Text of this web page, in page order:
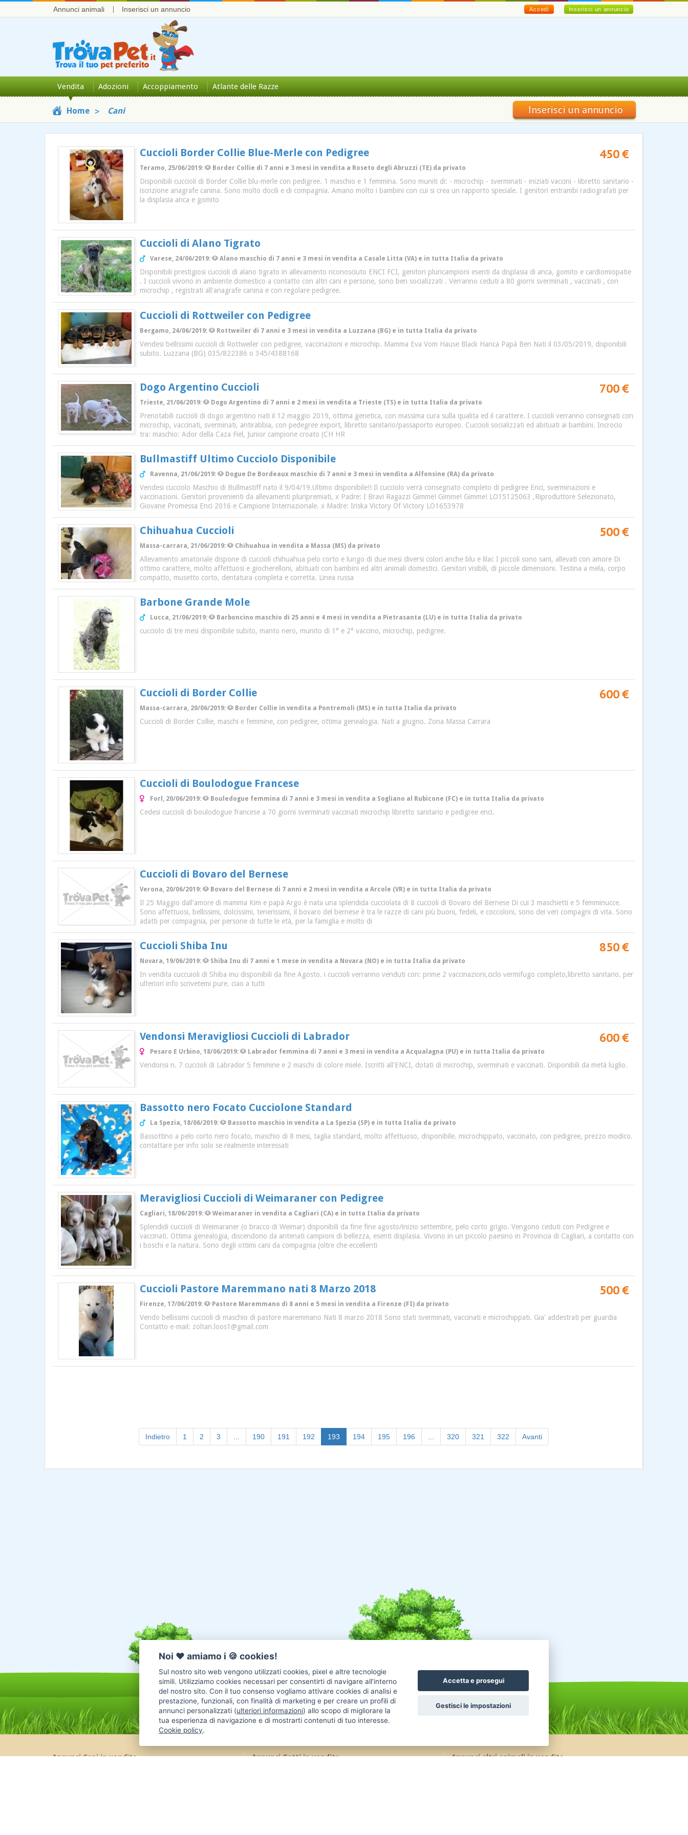
Annunci animali Inserisci un annuncio Inserisci un annuncio
Accedi
Vendita Adozioni Accoppiamento Atlante delle Razze
Home Cani Inserisci un annuncio
Cuccioli Border Collie Blue-Merle con Pedigree 450 €
Teramo, 25/06/2019: 🐶 Border Collie di 7 anni e 3 mesi in vendita a Roseto degli Abruzzi (TE) da privato
Disponibili cuccioli di Border Collie blu-merle con pedigree. 1 maschio e 1 femmina. Sono muniti di: - microchip - sverminati - iniziati vaccini - libretto sanitario -
iscrizione anagrafe canina. Sono molto docili e di compagnia. Amano molto i bambini con cui si crea un rapporto speciale. I genitori entrambi radiografati per
la displasia anca e gomito
Cuccioli di Alano Tigrato
Varese, 24/06/2019: 🐶 Alano maschio di 7 anni e 3 mesi in vendita a Casale Litta (VA) e in tutta Italia da privato
Disponibili prestigiosi cuccioli di alano tigrato in allevamento riconosciuto ENCI FCI, genitori pluricampioni esenti da displasia di anca, gomito e cardiomiopatie
. I cuccioli vivono in ambiente domestico a contatto con altri cani e persone, sono ben socializzati . Verranno ceduti a 80 giorni sverminati , vaccinati , con
microchip , registrati all'anagrafe canina e con regolare pedigree.
Cuccioli di Rottweiler con Pedigree
Bergamo, 24/06/2019: 🐶 Rottweiler di 7 anni e 3 mesi in vendita a Luzzana (BG) e in tutta Italia da privato
Vendesi bellissimi cuccioli di Rottweiler con pedigree, vaccinazioni e microchip. Mamma Eva Vom Hause Black Harica Papà Ben Nati il 03/05/2019, disponibili
subito. Luzzana (BG) 035/822386 o 345/4388168
Dogo Argentino Cuccioli 700 €
Trieste, 21/06/2019: 🐶 Dogo Argentino di 7 anni e 2 mesi in vendita a Trieste (TS) e in tutta Italia da privato
Prenotabili cuccioli di dogo argentino nati il 12 maggio 2019, ottima genetica, con massima cura sulla qualita ed il carattere. I cuccioli verranno consegnati con
microchip, vaccinati, sverminati, antirabbia, con pedegree export, libretto sanitario/passaporto europeo. Cuccioli socializzati ed abituati ai bambini. Incrocio
tra: maschio: Ador della Caza Fiel, Junior campione croato (CH HR
Bullmastiff Ultimo Cucciolo Disponibile
Ravenna, 21/06/2019: 🐶 Dogue De Bordeaux maschio di 7 anni e 3 mesi in vendita a Alfonsine (RA) da privato
Vendesi cucciolo Maschio di Bullmastiff nato il 9/04/19.Ultimo disponibile!! Il cucciolo verrà consegnato completo di pedigree Enci, sverminazioni e
vaccinazioni. Genitori provenienti da allevamenti pluripremiati, x Padre: I Bravi Ragazzi Gimme! Gimme! Gimme! LO15125063 ,Riproduttore Selezionato,
Giovane Promessa Enci 2016 e Campione Internazionale. x Madre: Iriska Victory Of Victory LO1653978
Chihuahua Cuccioli 500 €
Massa-carrara, 21/06/2019: 🐶 Chihuahua in vendita a Massa (MS) da privato
Allevamento amatoriale dispone di cuccioli chihuahua pelo corto e lungo di due mesi diversi colori anche blu e lilac I piccoli sono sani, allevati con amore Di
ottimo carattere, molto affettuosi e giocherelloni, abituati con bambini ed altri animali domestici. Genitori visibili, di piccole dimensioni. Testina a mela, corpo
compatto, musetto corto, dentatura completa e corretta. Linea russa
Barbone Grande Mole
Lucca, 21/06/2019: 🐶 Barboncino maschio di 25 anni e 4 mesi in vendita a Pietrasanta (LU) e in tutta Italia da privato
cucciolo di tre mesi disponibile subito, manto nero, munito di 1° e 2° vaccino, microchip, pedigree.
Cuccioli di Border Collie 600 €
Massa-carrara, 20/06/2019: 🐶 Border Collie in vendita a Pontremoli (MS) e in tutta Italia da privato
Cuccioli di Border Collie, maschi e femmine, con pedigree, ottima genealogia. Nati a giugno. Zona Massa Carrara
Cuccioli di Boulodogue Francese
Forl, 20/06/2019: 🐶 Bouledogue femmina di 7 anni e 3 mesi in vendita a Sogliano al Rubicone (FC) e in tutta Italia da privato
Cedesi cuccioli di boulodogue francese a 70 giorni sverminati vaccinati microchip libretto sanitario e pedigree enci.
Cuccioli di Bovaro del Bernese
Verona, 20/06/2019: 🐶 Bovaro del Bernese di 7 anni e 2 mesi in vendita a Arcole (VR) e in tutta Italia da privato
Il 25 Maggio dall'amore di mamma Kim e papà Argo è nata una splendida cucciolata di 8 cuccioli di Bovaro del Bernese Di cui 3 maschietti e 5 femminucce.
Sono affettuosi, bellissimi, dolcissimi, tenerissimi, il bovaro del bernese è tra le razze di cani più buoni, fedeli, e coccoloni, sono dei veri compagni di vita. Sono
adatti per compagnia, per persone di tutte le età, per la famiglia e molto di
Cuccioli Shiba Inu 850 €
Novara, 19/06/2019: 🐶 Shiba Inu di 7 anni e 1 mese in vendita a Novara (NO) e in tutta Italia da privato
In vendita cuccuioli di Shiba inu disponibili da fine Agosto. i cuccioli verranno venduti con: prime 2 vaccinazioni,ciclo vermifugo completo,libretto sanitario. per
ulteriori info scrivetemi pure. ciao a tutti
Vendonsi Meravigliosi Cuccioli di Labrador 600 €
Pesaro E Urbino, 18/06/2019: 🐶 Labrador femmina di 7 anni e 3 mesi in vendita a Acqualagna (PU) e in tutta Italia da privato
Vendonsi n. 7 cuccioli di Labrador 5 femmine e 2 maschi di colore miele. Iscritti all'ENCI, dotati di microchip, sverminati e vaccinati. Disponibili da metà luglio.
Bassotto nero Focato Cucciolone Standard
La Spezia, 18/06/2019: 🐶 Bassotto maschio in vendita a La Spezia (SP) e in tutta Italia da privato
Bassottino a pelo corto nero focato, maschio di 8 mesi, taglia standard, molto affettuoso, disponibile. microchippato, vaccinato, con pedigree, prezzo modico.
contattare per info solo se realmente interessati
Meravigliosi Cuccioli di Weimaraner con Pedigree
Cagliari, 18/06/2019: 🐶 Weimaraner in vendita a Cagliari (CA) e in tutta Italia da privato
Splendidi cuccioli di Weimaraner (o bracco di Weimar) disponibili da fine fine agosto/inizio settembre, pelo corto grigio. Vengono ceduti con Pedigree e
vaccinati. Ottima genealogia, discendono da antenati campioni di bellezza, esenti displasia. Vivono in un piccolo paesino in Provincia di Cagliari, a contatto con
i boschi e la natura. Sono degli ottimi cani da compagnia (oltre che eccellenti
Cuccioli Pastore Maremmano nati 8 Marzo 2018 500 €
Firenze, 17/06/2019: 🐶 Pastore Maremmano di 8 anni e 5 mesi in vendita a Firenze (FI) da privato
Vendo bellissimi cuccioli di maschio di pastore maremmano Nati 8 marzo 2018 Sono stati sverminati, vaccinati e microchippati. Gia' addestrati per guardia
Contatto e-mail: zoltan.loos1@gmail.com
Indietro 1 2 3 190 191 192 193 (current)
194 195 196 320 321 322 Avanti
Annunci Cani in vendita Annunci Gatti in vendita Annunci altri animali in vendita
Noi ♥️ amiamo i 🍪 cookies!
Sul nostro sito web vengono utilizzati cookies, pixel e altre tecnologie
simili. Utilizziamo cookies necessari per consentirti di navigare all’interno
del nostro sito. Con il tuo consenso vogliamo attivare cookies di analisi e
prestazione, funzionali, con finalità di marketing e per creare un profili di
annunci personalizzati (ulteriori informazioni) allo scopo di migliorare la
tua esperienza di navigazione e di mostrarti contenuti di tuo interesse.
Cookie policy.
Accetta e prosegui
Gestisci le impostazioni